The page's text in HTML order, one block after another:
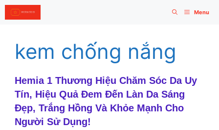
Skip
to
Menu
kem chống nắng
Hemia 1 Thương Hiệu Chăm Sóc Da Uy
Tín, Hiệu Quả Đem Đến Làn Da Sáng
Đẹp, Trắng Hồng Và Khỏe Mạnh Cho
Người Sử Dụng!